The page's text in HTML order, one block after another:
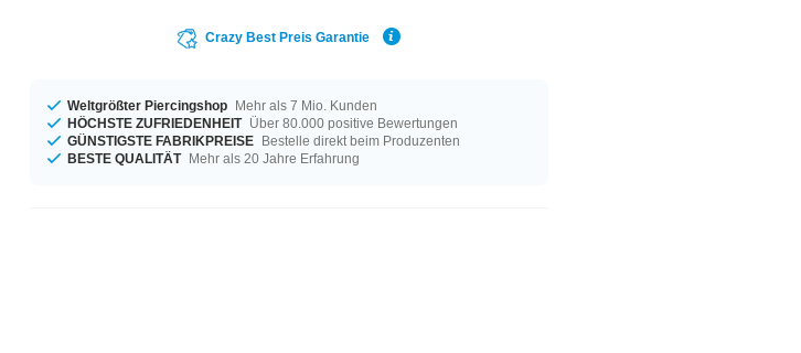
Crazy Best Preis Garantie
Weltgrößter Piercingshop Mehr als 7 Mio. Kunden
HÖCHSTE ZUFRIEDENHEIT Über 80.000 positive Bewertungen
GÜNSTIGSTE FABRIKPREISE Bestelle direkt beim Produzenten
BESTE QUALITÄT Mehr als 20 Jahre Erfahrung